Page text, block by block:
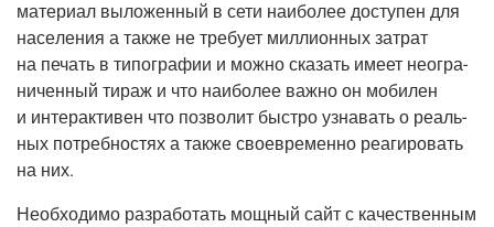
мате­ри­ал выло­жен­ный в сети наи­бо­лее досту­пен для
насе­ле­ния а так­же не тре­бу­ет мил­ли­он­ных затрат
на печать в типо­гра­фии и мож­но ска­зать име­ет неогра­
ни­чен­ный тираж и что наи­бо­лее важ­но он моби­лен
и интер­ак­ти­вен что поз­во­лит быст­ро узна­вать о реаль­
ных потреб­но­стях а так­же свое­вре­мен­но реа­ги­ро­вать
на них.
Необ­хо­ди­мо раз­ра­бо­тать мощ­ный сайт с каче­ствен­ным